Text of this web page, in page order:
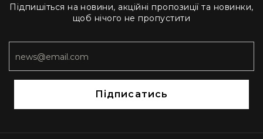
Портативні
акустичні
комплектуючі
Радіосистеми
Портативні
системи
Стаціонарні
Підпишіться на новини, акційні пропозиції та новинки,
щоб нічого не пропустити
Підписатись